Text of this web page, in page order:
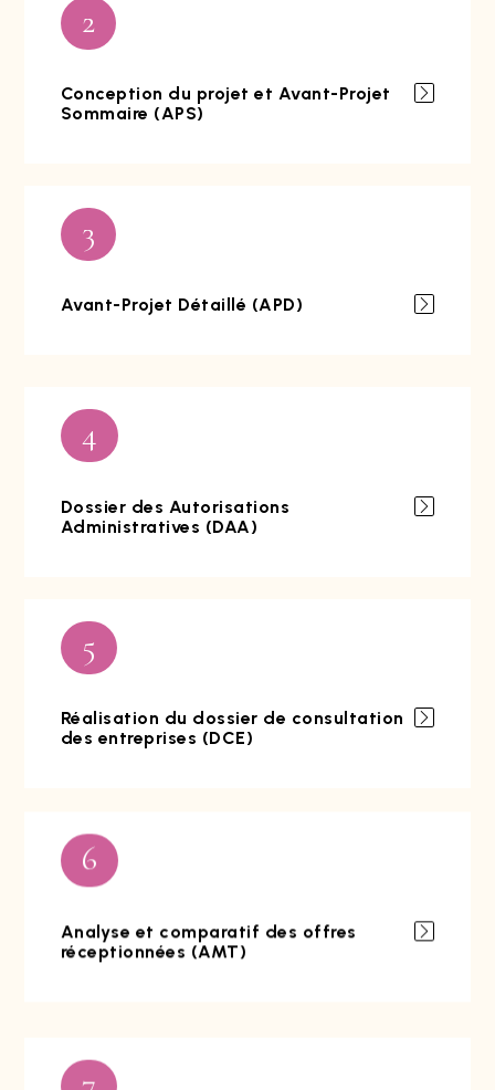
2
Conception du projet et Avant-Projet
Sommaire (APS)
3
Avant-Projet Détaillé (APD)
4
Dossier des Autorisations
Administratives (DAA)
5
Réalisation du dossier de consultation
des entreprises (DCE)
6
Analyse et comparatif des offres
réceptionnées (AMT)
7